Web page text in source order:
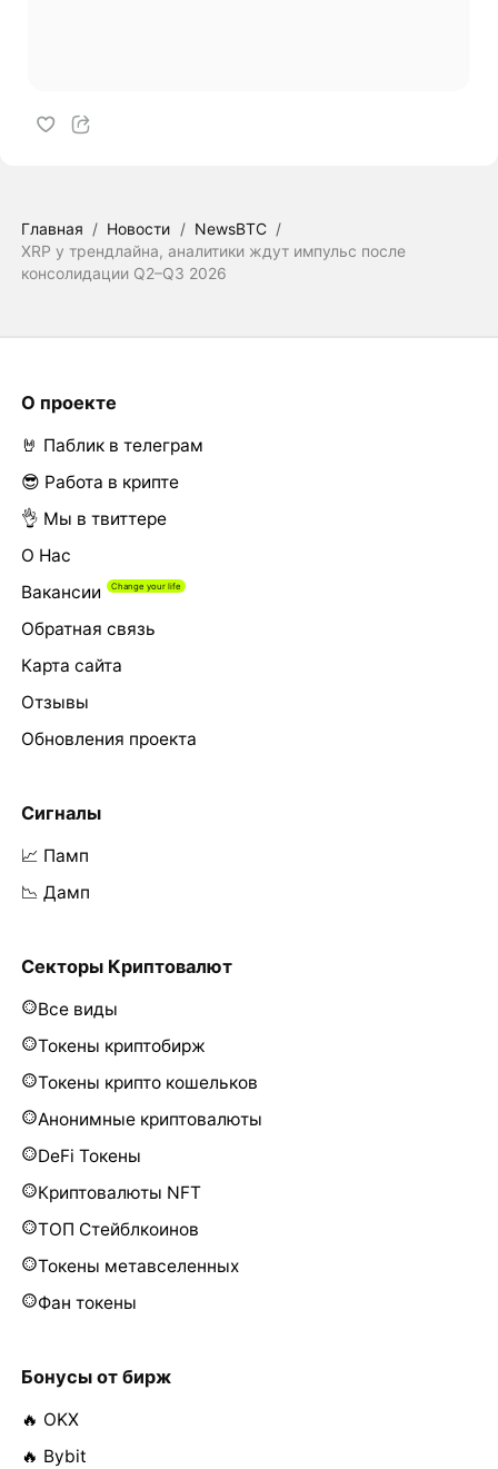
Главная / Новости / NewsBTC /
XRP у трендлайна, аналитики ждут импульс после
консолидации Q2–Q3 2026
О проекте
🤘 Паблик в телеграм
😎 Работа в крипте
👌 Мы в твиттере
О Нас
Вакансии
Обратная связь
Карта сайта
Отзывы
Обновления проекта
Сигналы
📈 Памп
📉 Дамп
Секторы Криптовалют
Все виды
Токены криптобирж
Токены крипто кошельков
Анонимные криптовалюты
DeFi Токены
Криптовалюты NFT
ТОП Стейблкоинов
Токены метавселенных
Фан токены
Бонусы от бирж
🔥 OKX
🔥 Bybit